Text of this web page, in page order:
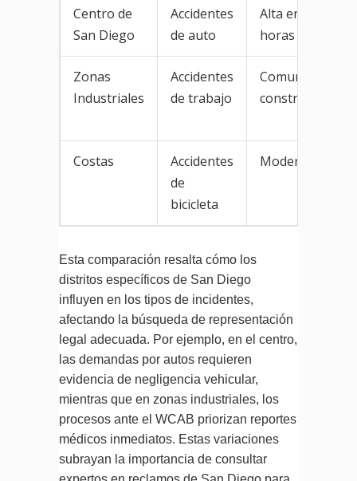
Centro de
San Diego
Accidentes
de auto
Alta en
horas pico
Zonas
Industriales
Accidentes
de trabajo
Comunes en
construcción
Costas
Accidentes
de
bicicleta
Moderada
Esta comparación resalta cómo los
distritos específicos de San Diego
influyen en los tipos de incidentes,
afectando la búsqueda de representación
legal adecuada. Por ejemplo, en el centro,
las demandas por autos requieren
evidencia de negligencia vehicular,
mientras que en zonas industriales, los
procesos ante el WCAB priorizan reportes
médicos inmediatos. Estas variaciones
subrayan la importancia de consultar